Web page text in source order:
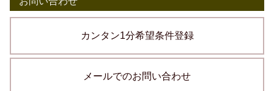
カンタン1分希望条件登録
メールでのお問い合わせ